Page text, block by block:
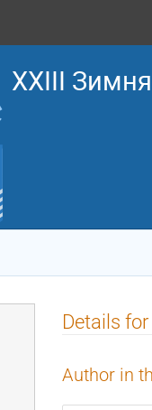
XXIII
Details
Author in